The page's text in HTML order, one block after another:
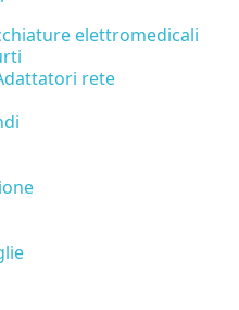
elettromedicali
rete